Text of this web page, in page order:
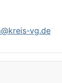
vg.de